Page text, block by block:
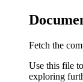
Fetch the
Use this file
exploring